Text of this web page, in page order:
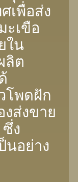
เพื่อส่ง
ะเขือ
ใน
ลิต
โพดฝัก
งส่งขาย
ซึ่ง
นอย่าง